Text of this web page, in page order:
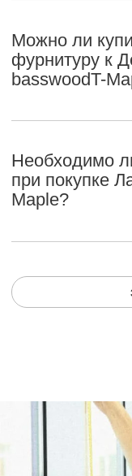
Можно ли
фурнитуру к
basswoodT-
Необходимо
при покупке
Maple?